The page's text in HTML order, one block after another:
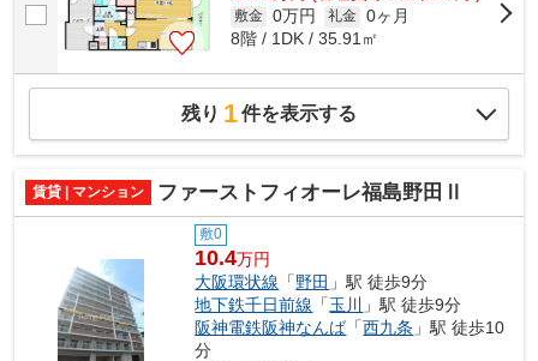
敷金 0万円 礼金 0ヶ月
8階 / 1DK / 35.91㎡
残り 1件を表示する
賃貸 | マンション ファーストフィオーレ福島野田Ⅱ
敷0
10.4万円
大阪環状線 「野田 」駅 徒歩9分
地下鉄千日前線 「玉川
」駅 徒歩9分
阪神電鉄阪神なんば「西九条 」駅 徒歩10
分